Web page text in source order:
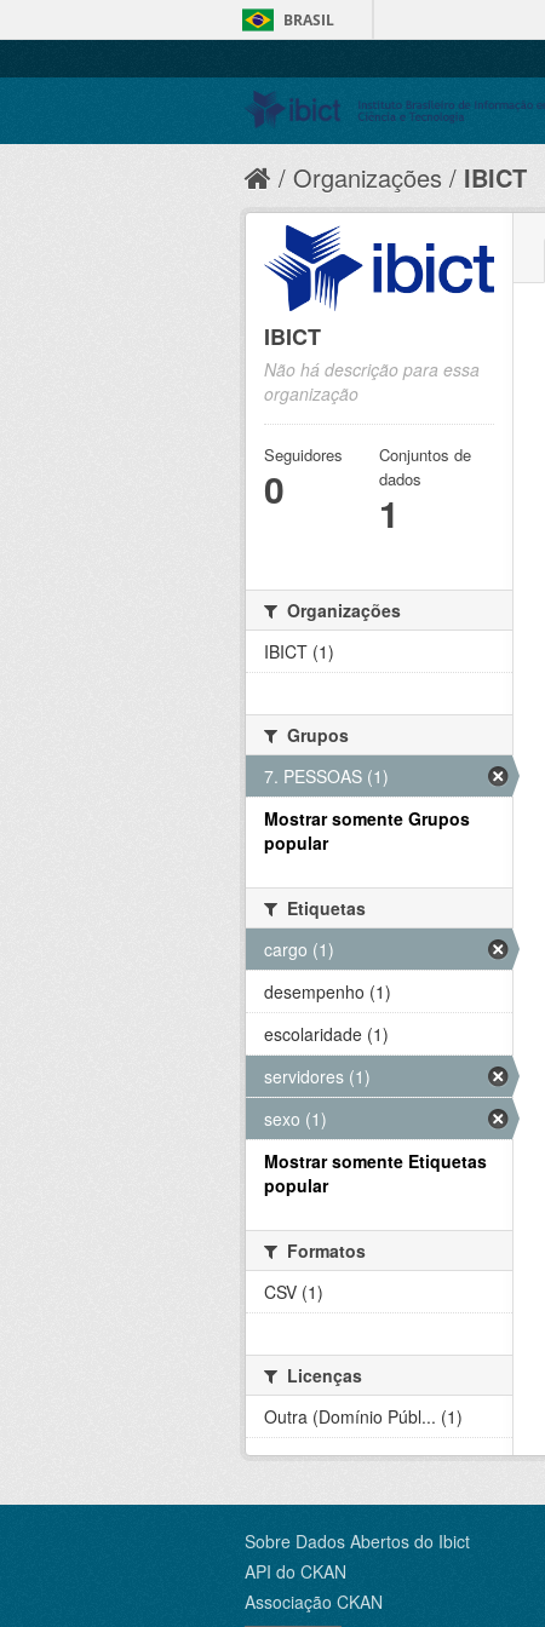
BRASIL
Organizações IBICT
IBICT
Não há descrição para essa
organização
Seguidores
0
Conjuntos de
dados
1
Organizações
IBICT (1)
Grupos
7. PESSOAS (1)
Mostrar somente Grupos
popular
Etiquetas
cargo (1)
desempenho (1)
escolaridade (1)
servidores (1)
sexo (1)
Mostrar somente Etiquetas
popular
Formatos
CSV (1)
Licenças
Outra (Domínio Públ... (1)
Sobre Dados Abertos do Ibict
API do CKAN
Associação CKAN